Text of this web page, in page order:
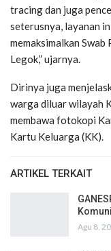
tracing dan juga
seterusnya, layanan
memaksimalkan
Legok,” ujarnya.
Dirinya juga
warga diluar wilayah
membawa fotokopi
Kartu Keluarga (KK).
ARTIKEL TERKAIT
Agu 8,